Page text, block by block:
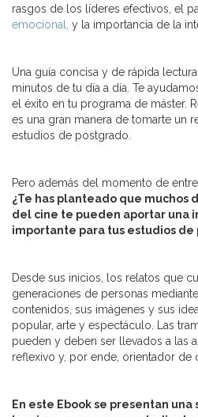
rasgos de los líderes efectivos, el
emocional,
y la importancia de la
Una guía concisa y de rápida
minutos de tu día a día. Te
el éxito en tu programa de máster.
es una gran manera de tomarte un
estudios de postgrado.
Pero además del momento de
¿Te has planteado que muchos
del cine te pueden aportar una
importante para tus estudios de
Desde sus inicios, los relatos que
generaciones de personas
contenidos, sus imágenes y sus
popular, arte y espectáculo. Las
pueden y deben ser llevados a las
reflexivo y, por ende, orientador de
En este Ebook se presentan